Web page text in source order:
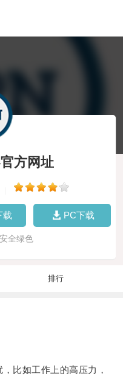
方网址
载 PC下载
全绿色
排行
比如工作上的高压力，